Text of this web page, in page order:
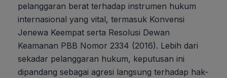
pelanggaran berat terhadap instrumen hukum
internasional yang vital, termasuk Konvensi
Jenewa Keempat serta Resolusi Dewan
Keamanan PBB Nomor 2334 (2016). Lebih dari
sekadar pelanggaran hukum, keputusan ini
dipandang sebagai agresi langsung terhadap hak-